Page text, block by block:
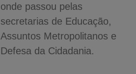
onde passou pelas
secretarias de Educação,
Assuntos Metropolitanos e
Defesa da Cidadania.